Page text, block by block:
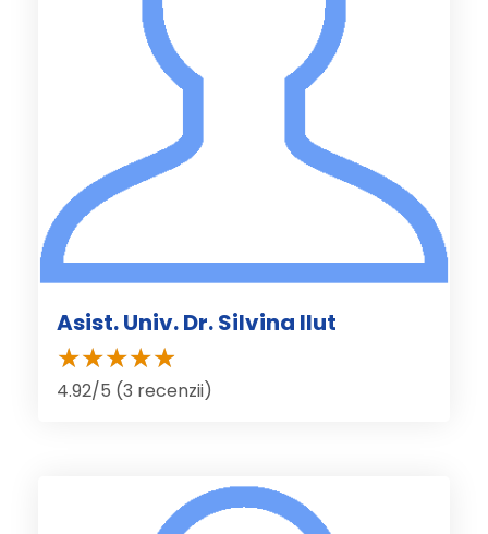
Asist. Univ. Dr. Silvina Ilut
4.92/5 (3 recenzii)